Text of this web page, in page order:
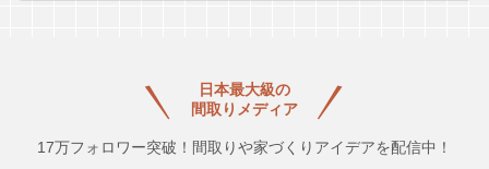
日本最大級の
間取りメディア
17万フォロワー突破！間取りや家づくりアイデアを配信中！